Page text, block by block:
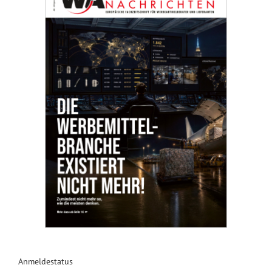
Anmeldestatus